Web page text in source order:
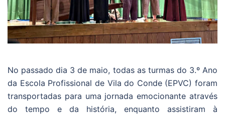
No passado dia 3 de maio, todas as turmas do 3.º Ano
da Escola Profissional de Vila do Conde (EPVC) foram
transportadas para uma jornada emocionante através
do tempo e da história, enquanto assistiram à